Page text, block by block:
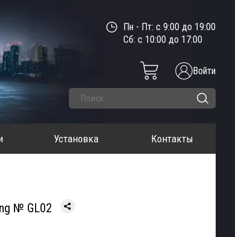
Пн - Пт: с 9:00 до 19:00
Сб: с 10:00 до 17:00
Войти
Установка Контакты
№ GL02